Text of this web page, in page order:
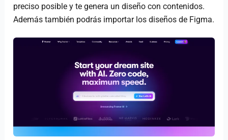
preciso posible y te genera un diseño con contenidos.
Además también podrás importar los diseños de Figma.